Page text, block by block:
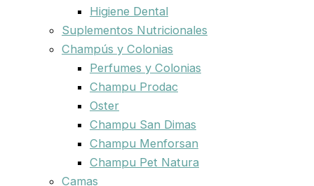
Higiene Dental
Suplementos Nutricionales
Champús y Colonias
Perfumes y Colonias
Champu Prodac
Oster
Champu San Dimas
Champu Menforsan
Champu Pet Natura
Camas